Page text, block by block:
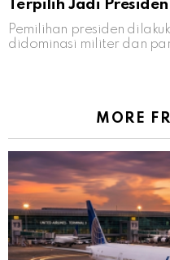
Terpilih Jadi
Pemilihan presiden
didominasi militer dan
MORE